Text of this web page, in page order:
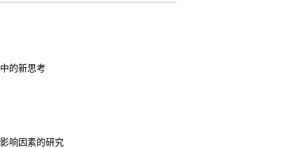
的新思考
响因素的研究